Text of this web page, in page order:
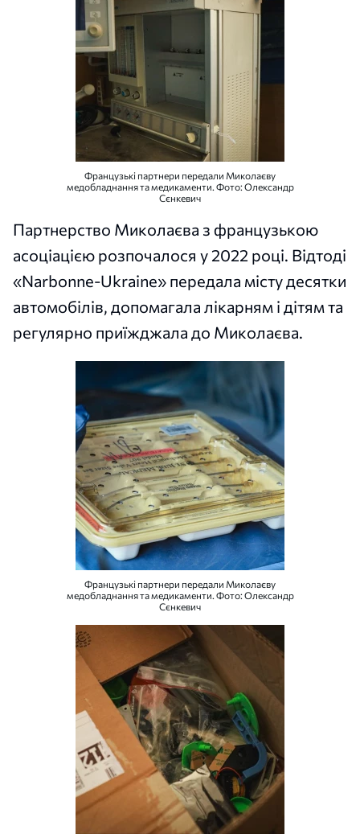
Французькі партнери передали Миколаєву
медобладнання та медикаменти. Фото: Олександр
Сєнкевич
Партнерство Миколаєва з французькою
асоціацією розпочалося у 2022 році. Відтоді
«Narbonne-Ukraine» передала місту десятки
автомобілів, допомагала лікарням і дітям та
регулярно приїжджала до Миколаєва.
Французькі партнери передали Миколаєву
медобладнання та медикаменти. Фото: Олександр
Сєнкевич